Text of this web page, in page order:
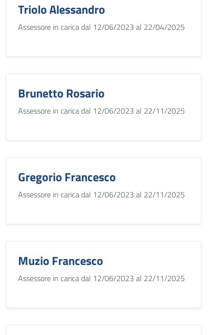
Triolo Alessandro
Assessore in carica dal 12/06/2023 al 22/04/2025
Brunetto Rosario
Assessore in carica dal 12/06/2023 al 22/11/2025
Gregorio Francesco
Assessore in carica dal 12/06/2023 al 22/11/2025
Muzio Francesco
Assessore in carica dal 12/06/2023 al 22/11/2025